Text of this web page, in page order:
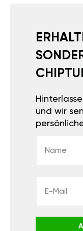
und wir